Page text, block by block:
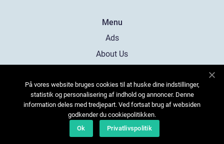
Menu
Ads
About Us
Contact
Sitemap
På vores website bruges cookies til at huske dine indstillinger,
statistik og personalisering af indhold og annoncer. Denne
information deles med tredjepart. Ved fortsat brug af websiden
godkender du cookiepolitikken.
Ok
Privatlivspolitik